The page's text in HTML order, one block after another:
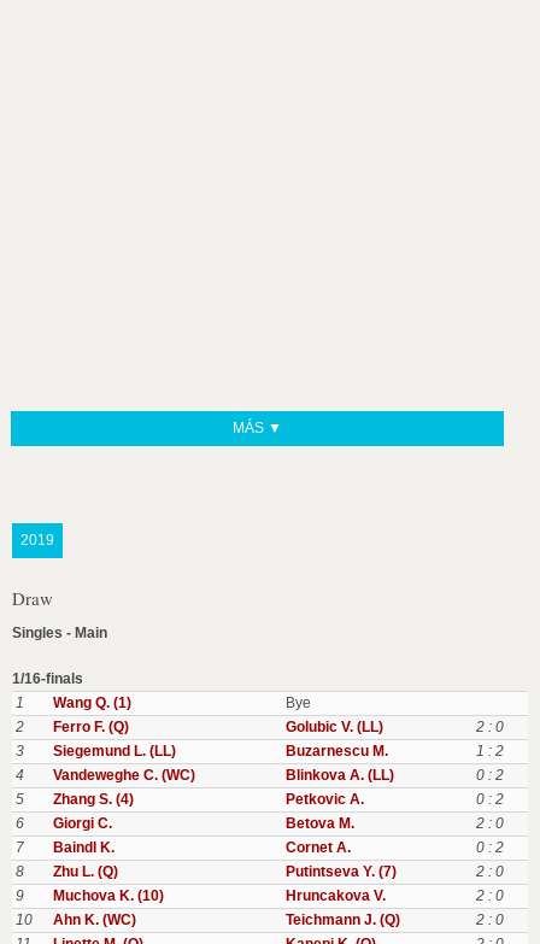
MÁS ▼
2019
Draw
Singles - Main
1/16-finals
1
Wang Q. (1)
Bye
2
Ferro F. (Q) Golubic V. (LL)
2 : 0
3
Siegemund L. (LL) Buzarnescu M.
1 : 2
4
Vandeweghe C. (WC) Blinkova A. (LL)
0 : 2
5
Zhang S. (4) Petkovic A.
0 : 2
6
Giorgi C. Betova M.
2 : 0
7
Baindl K. Cornet A.
0 : 2
8
Zhu L. (Q) Putintseva Y. (7)
2 : 0
9
Muchova K. (10) Hruncakova V.
2 : 0
10
Ahn K. (WC) Teichmann J. (Q)
2 : 0